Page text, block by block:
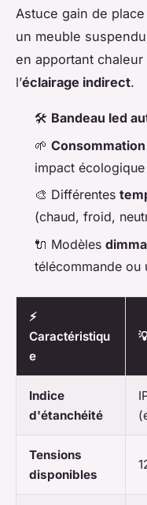
Astuce gain de
un meuble
en apportant
l’éclairage indirect.
🛠️ Bandeau led
🌱
impact
🎨 Différentes
(chaud, froid,
🔌 Modèles
télécommande ou
⚡
Caractéristiqu
e
Indice
d'étanchéité
Tensions
disponibles